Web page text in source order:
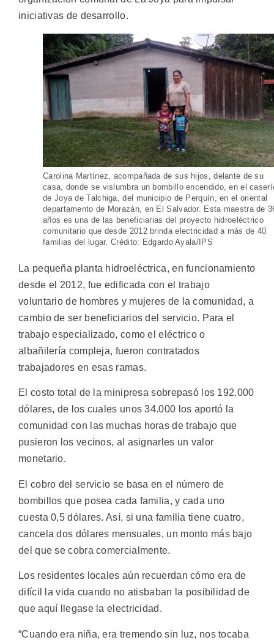
iniciativas de desarrollo.
Carolina Martínez, acompañada de sus hijos, delante de su
casa, donde se vislumbra un bombillo encendido, en el
de Joya de Talchiga, del municipio de Perquín, en el oriental
departamento de Morazán, en El Salvador. Esta maestra de
años es una de las beneficiarias del proyecto hidroeléctrico
comunitario que desde 2012 brinda electricidad a más de 40
familias del lugar. Crédito: Edgardo Ayala/IPS
La pequeña planta hidroeléctrica, en funcionamiento
desde el 2012, fue edificada con el trabajo
voluntario de hombres y mujeres de la comunidad, a
cambio de ser beneficiarios del servicio. Para el
trabajo especializado, como el eléctrico o
albañilería compleja, fueron contratados
trabajadores en esas ramas.
El costo total de la minipresa sobrepasó los 192.000
dólares, de los cuales unos 34.000 los aportó la
comunidad con las muchas horas de trabajo que
pusieron los vecinos, al asignarles un valor
monetario.
El cobro del servicio se basa en el número de
bombillos que posea cada familia, y cada uno
cuesta 0,5 dólares. Así, si una familia tiene cuatro,
cancela dos dólares mensuales, un monto más bajo
del que se cobra comercialmente.
Los residentes locales aún recuerdan cómo era de
difícil la vida cuando no atisbaban la posibilidad de
que aquí llegase la electricidad.
“Cuando era niña, era tremendo sin luz, nos tocaba